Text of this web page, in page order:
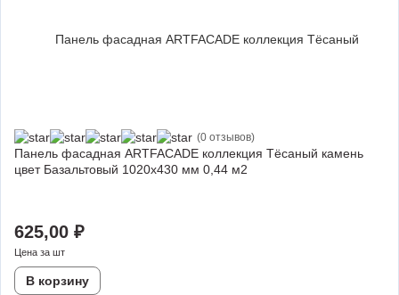
(0 отзывов)
Панель фасадная ARTFACADE коллекция Тёсаный камень
цвет Базальтовый 1020х430 мм 0,44 м2
625,00 ₽
Цена за шт
В корзину